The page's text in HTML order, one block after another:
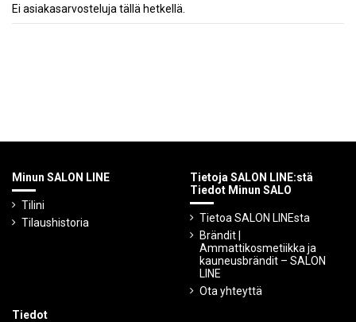
Ei asiakasarvosteluja tällä hetkellä.
Minun SALON LINE
Tilini
Tilaushistoria
Tietoja SALON LINE:stä
Tiedot Minun SALO
Tietoa SALON LINEsta
Brändit |
Ammattikosmetiikka ja
kauneusbrändit – SALON
LINE
Ota yhteyttä
Tiedot